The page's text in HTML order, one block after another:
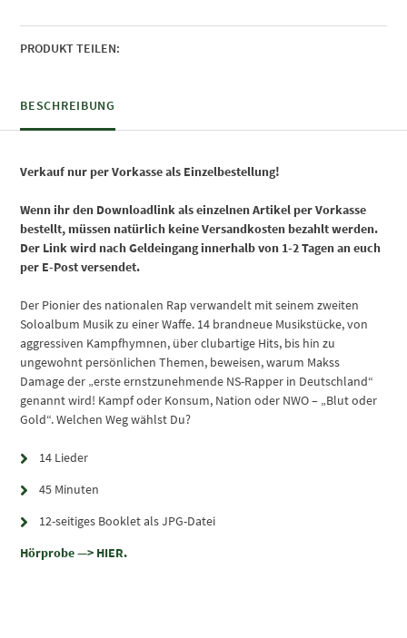
als
MP3
PRODUKT TEILEN:
BESCHREIBUNG
Verkauf nur per Vorkasse als Einzelbestellung!
Wenn ihr den Downloadlink als einzelnen Artikel per Vorkasse
bestellt, müssen natürlich keine Versandkosten bezahlt werden.
Der Link wird nach Geldeingang innerhalb von 1-2 Tagen an euch
per E-Post versendet.
Der Pionier des nationalen Rap verwandelt mit seinem zweiten
Soloalbum Musik zu einer Waffe. 14 brandneue Musikstücke, von
aggressiven Kampfhymnen, über clubartige Hits, bis hin zu
ungewohnt persönlichen Themen, beweisen, warum Makss
Damage der „erste ernstzunehmende NS-Rapper in Deutschland“
genannt wird! Kampf oder Konsum, Nation oder NWO – „Blut oder
Gold“. Welchen Weg wählst Du?
14 Lieder
45 Minuten
12-seitiges Booklet als JPG-Datei
Hörprobe —> HIER.